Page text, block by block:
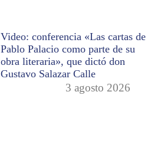
Video: conferencia «Las cartas de
Pablo Palacio como parte de su
obra literaria», que dictó don
Gustavo Salazar Calle
3 agosto 2026